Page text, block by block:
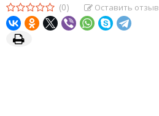
(0) Оставить отзыв